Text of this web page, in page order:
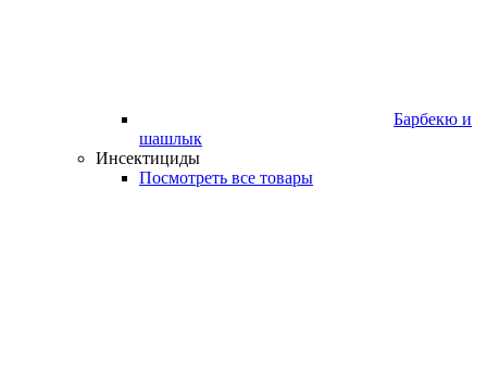
Барбекю и
шашлык
Инсектициды
Посмотреть все товары